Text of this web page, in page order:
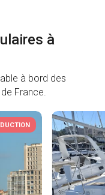
à
à bord des
France.